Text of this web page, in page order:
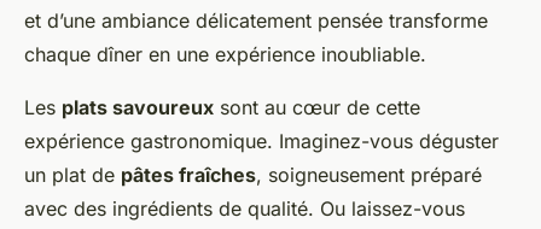
et d’une ambiance délicatement pensée transforme
chaque dîner en une expérience inoubliable.
Les plats savoureux sont au cœur de cette
expérience gastronomique. Imaginez-vous déguster
un plat de pâtes fraîches, soigneusement préparé
avec des ingrédients de qualité. Ou laissez-vous